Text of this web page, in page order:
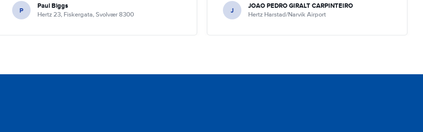
P Paul Biggs
Hertz 23, Fiskergata, Svolvær 8300 J JOAO PEDRO GIRALT CARPINTEIRO
Hertz Harstad/Narvik Airport